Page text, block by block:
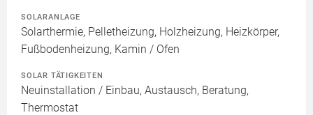
SOLARANLAGE
Solarthermie, Pelletheizung, Holzheizung, Heizkörper,
Fußbodenheizung, Kamin / Ofen
SOLAR TÄTIGKEITEN
Neuinstallation / Einbau, Austausch, Beratung,
Thermostat